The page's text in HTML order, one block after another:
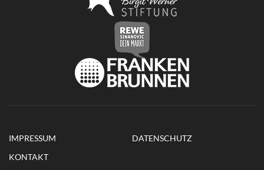
IMPRESSUM
DATENSCHUTZ
KONTAKT